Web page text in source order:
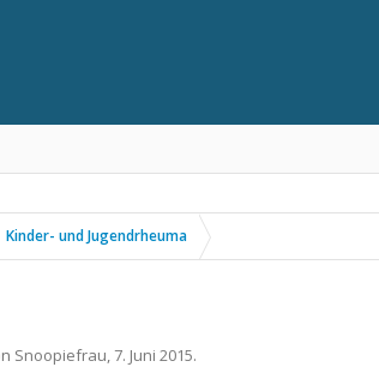
Kinder- und Jugendrheuma
Snoopiefrau, 7. Juni 2015.